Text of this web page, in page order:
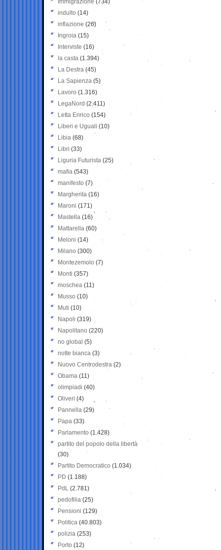
Immigrazione (734)
indulto (14)
inflazione (26)
Ingroia (15)
Interviste (16)
la casta (1.394)
La Destra (45)
La Sapienza (5)
Lavoro (1.316)
LegaNord (2.411)
Letta Enrico (154)
Liberi e Uguali (10)
Libia (68)
Libri (33)
Liguria Futurista (25)
mafia (543)
manifesto (7)
Margherita (16)
Maroni (171)
Mastella (16)
Mattarella (60)
Meloni (14)
Milano (300)
Montezemolo (7)
Monti (357)
moschea (11)
Musso (10)
Muti (10)
Napoli (319)
Napolitano (220)
no global (5)
notte bianca (3)
Nuovo Centrodestra (2)
Obama (11)
olimpiadi (40)
Oliveri (4)
Pannella (29)
Papa (33)
Parlamento (1.428)
partito del popolo della libertà
(30)
Partito Democratico (1.034)
PD (1.188)
PdL (2.781)
pedofilia (25)
Pensioni (129)
Politica (40.803)
polizia (253)
Porto (12)